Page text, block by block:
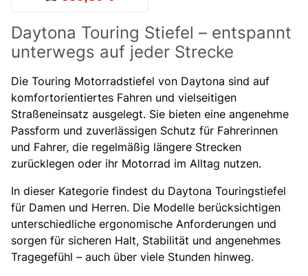
Daytona Touring Stiefel – entspannt
unterwegs auf jeder Strecke
Die Touring Motorradstiefel von Daytona sind auf
komfortorientiertes Fahren und vielseitigen
Straßeneinsatz ausgelegt. Sie bieten eine angenehme
Passform und zuverlässigen Schutz für Fahrerinnen
und Fahrer, die regelmäßig längere Strecken
zurücklegen oder ihr Motorrad im Alltag nutzen.
In dieser Kategorie findest du Daytona Touringstiefel
für Damen und Herren. Die Modelle berücksichtigen
unterschiedliche ergonomische Anforderungen und
sorgen für sicheren Halt, Stabilität und angenehmes
Tragegefühl – auch über viele Stunden hinweg.